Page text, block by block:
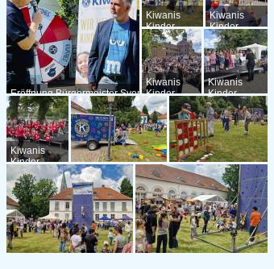
Eröffnung Bürgermeister Sven
Radestock mit Uwe Paap,
Präsident KC
Kiwanis
Kinder-
Sommerfest
01
Kiwanis
Kinder-
Sommerfest
02
Kiwanis
Kinder-
Sommerfest
03
Kiwanis
Kinder-
Sommerfest
04
Kiwanis
Kinder-
Sommerfest
05
Kiwanis Kinder-
Sommerfest 06
Kiwanis Kinder-
Sommerfest 07